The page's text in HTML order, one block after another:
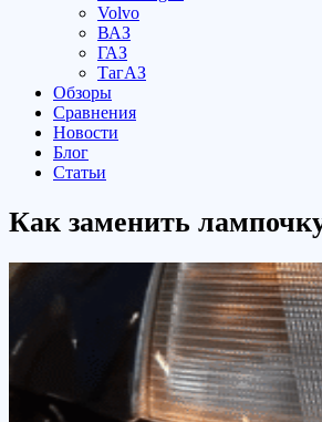
Volvo
ВАЗ
ГАЗ
ТагАЗ
Обзоры
Сравнения
Новости
Блог
Статьи
Как заменить